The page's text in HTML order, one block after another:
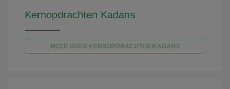
Kernopdrachten Kadans
MEER OVER KERNOPDRACHTEN KADANS